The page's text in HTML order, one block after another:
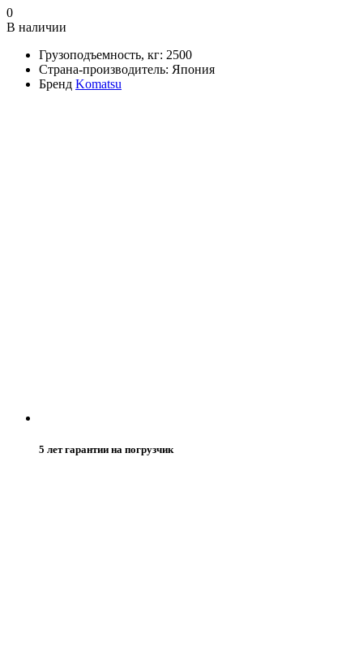
0
В наличии
Грузоподъемность, кг: 2500
Страна-производитель: Япония
Бренд Komatsu
5 лет гарантии на погрузчик